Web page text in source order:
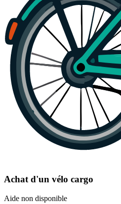
Achat d'un vélo cargo
Aide non disponible